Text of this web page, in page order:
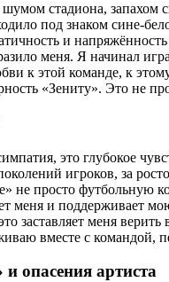
стадиона,
под знаком сине-
и
меня. Я начинал
к этой команде, к
«Зениту». Это не
это глубокое
игроков, за
просто футбольную
меня и поддерживает
меня
вместе с командой,
опасения артиста